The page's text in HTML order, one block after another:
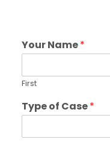
Your Name*
First
Type of Case*